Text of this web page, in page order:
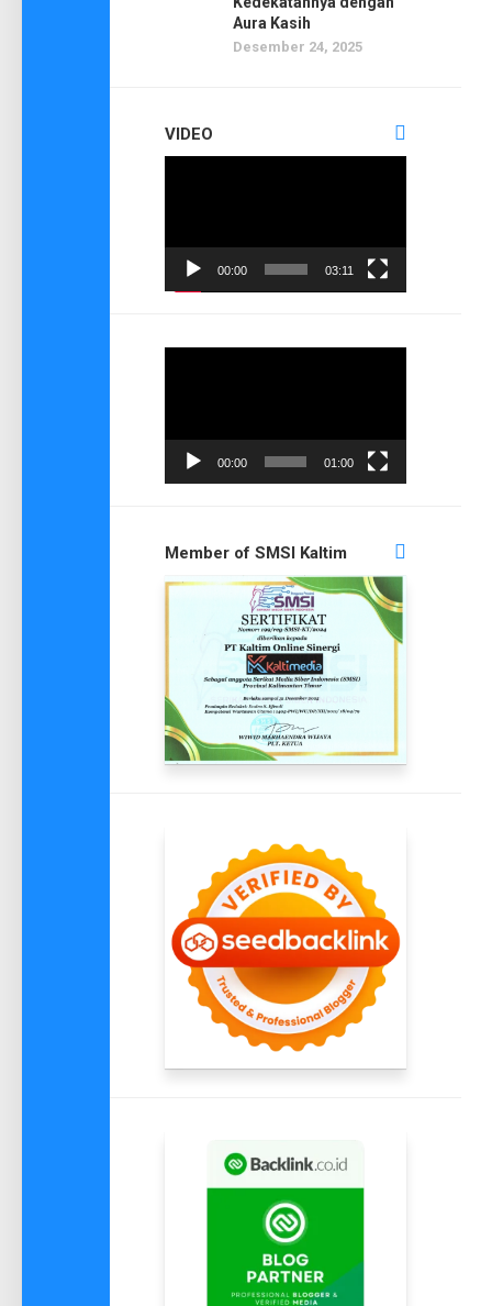
Aura Kasih
Desember 24, 2025
VIDEO
00:00 03:11
00:00 01:00
Member of SMSI Kaltim